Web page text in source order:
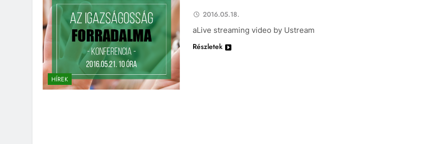
HÍREK
2016.05.18.
aLive streaming video by Ustream
Részletek